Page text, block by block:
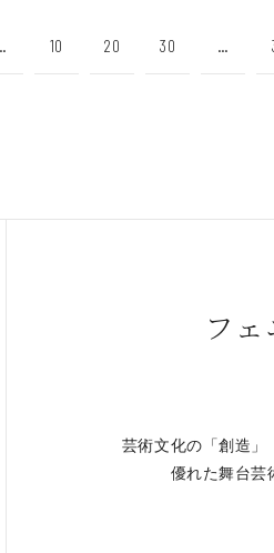
10 20 30 ...
フ
芸術文化の「創造」
優れた舞台芸